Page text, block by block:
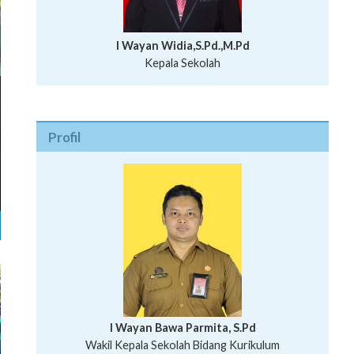
I Wayan Widia,S.Pd.,M.Pd
Kepala Sekolah
Profil
I Wayan Bawa Parmita, S.Pd
Wakil Kepala Sekolah Bidang Kurikulum
I Wayan Gede Aditya Pratita, S.Pd., M.Sn
Ni Wayan Nopi Sutantri, S.Pd.